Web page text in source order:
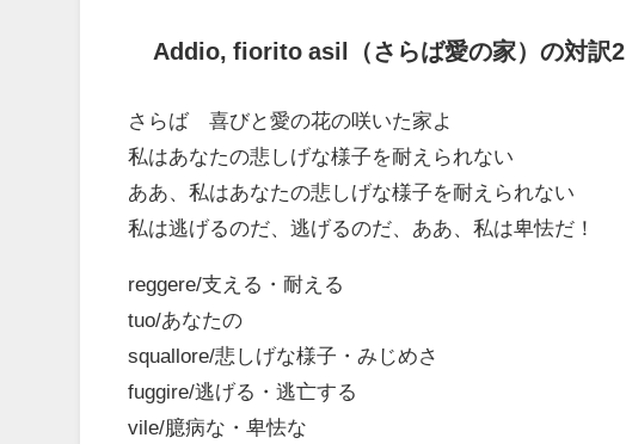
Addio, fiorito asil（さらば愛の家）の対訳2
さらば 喜びと愛の花の咲いた家よ
私はあなたの悲しげな様子を耐えられない
ああ、私はあなたの悲しげな様子を耐えられない
私は逃げるのだ、逃げるのだ、ああ、私は卑怯だ！
reggere/支える・耐える
tuo/あなたの
squallore/悲しげな様子・みじめさ
fuggire/逃げる・逃亡する
vile/臆病な・卑怯な